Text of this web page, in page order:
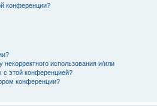
конференции?
использования и/или
с этой конференцией?
конференции?